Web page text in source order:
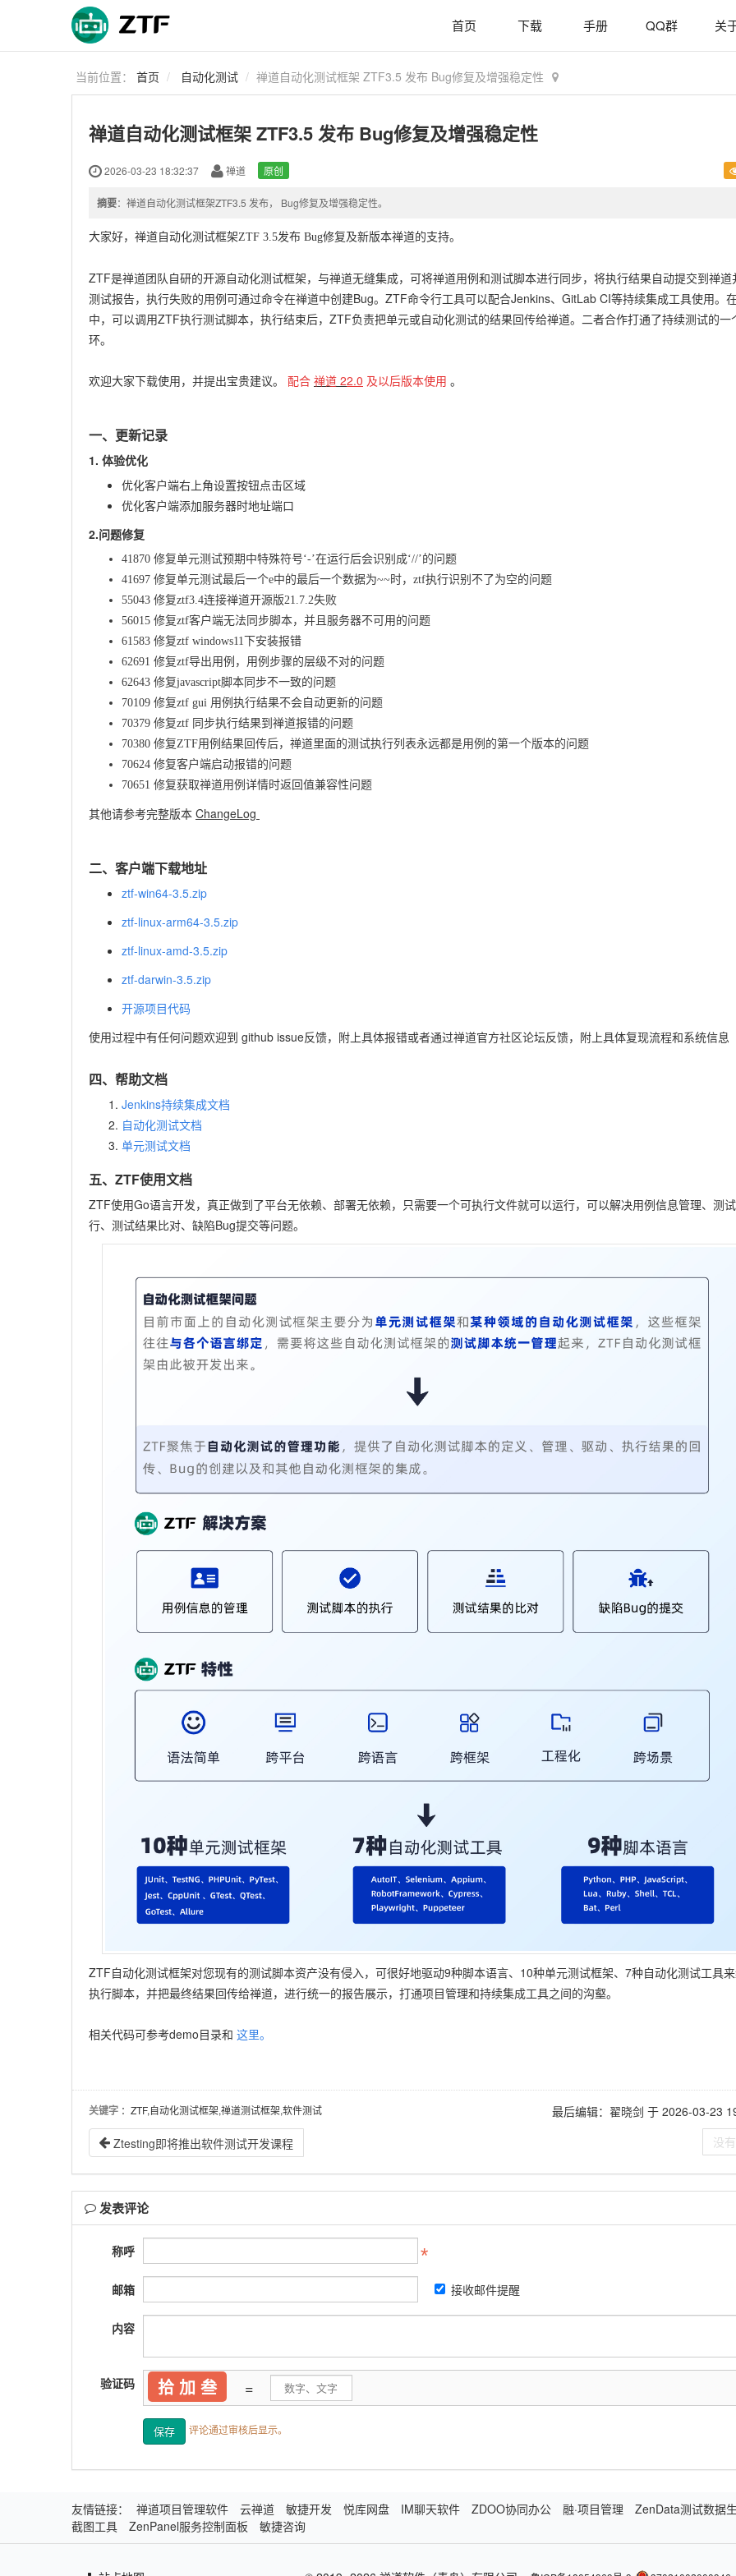
首页 下载 手册 QQ群 关
当前位置： 首页 自动化测试 禅道自动化测试框架 ZTF3.5 发布 Bug修复及增强稳定性
禅道自动化测试框架 ZTF3.5 发布 Bug修复及增强稳定性
2026-03-23 18:32:37 禅道 原创
摘要：禅道自动化测试框架ZTF3.5 发布， Bug修复及增强稳定性。
大家好，禅道自动化测试框架ZTF 3.5发布 Bug修复及新版本禅道的支持。
ZTF是禅道团队自研的开源自动化测试框架，与禅道无缝集成，可将禅道用例和测试脚本进行同步，将执行结果自动提交到禅道
测试报告，执行失败的用例可通过命令在禅道中创建Bug。ZTF命令行工具可以配合Jenkins、GitLab CI等持续集成工具使用。
中，可以调用ZTF执行测试脚本，执行结束后，ZTF负责把单元或自动化测试的结果回传给禅道。二者合作打通了持续测试的一
环。
欢迎大家下载使用，并提出宝贵建议。 配合 禅道 22.0 及以后版本使用 。
一、更新记录
1. 体验优化
优化客户端右上角设置按钮点击区域
优化客户端添加服务器时地址端口
2.问题修复
41870 修复单元测试预期中特殊符号‘-’在运行后会识别成‘//’的问题
41697 修复单元测试最后一个e中的最后一个数据为~~时，ztf执行识别不了为空的问题
55043 修复ztf3.4连接禅道开源版21.7.2失败
56015 修复ztf客户端无法同步脚本，并且服务器不可用的问题
61583 修复ztf windows11下安装报错
62691 修复ztf导出用例，用例步骤的层级不对的问题
62643 修复javascript脚本同步不一致的问题
70109 修复ztf gui 用例执行结果不会自动更新的问题
70379 修复ztf 同步执行结果到禅道报错的问题
70380 修复ZTF用例结果回传后，禅道里面的测试执行列表永远都是用例的第一个版本的问题
70624 修复客户端启动报错的问题
70651 修复获取禅道用例详情时返回值兼容性问题
其他请参考完整版本 ChangeLog
二、客户端下载地址
ztf-win64-3.5.zip
ztf-linux-arm64-3.5.zip
ztf-linux-amd-3.5.zip
ztf-darwin-3.5.zip
开源项目代码
使用过程中有任何问题欢迎到 github issue反馈，附上具体报错或者通过禅道官方社区论坛反馈，附上具体复现流程和系统信息
四、帮助文档
Jenkins持续集成文档
自动化测试文档
单元测试文档
五、ZTF使用文档
ZTF使用Go语言开发，真正做到了平台无依赖、部署无依赖，只需要一个可执行文件就可以运行，可以解决用例信息管理、测
行、测试结果比对、缺陷Bug提交等问题。
ZTF自动化测试框架对您现有的测试脚本资产没有侵入，可很好地驱动9种脚本语言、10种单元测试框架、7种自动化测试工具
执行脚本，并把最终结果回传给禅道，进行统一的报告展示，打通项目管理和持续集成工具之间的沟壑。
相关代码可参考demo目录和 这里。
最后编辑：翟晓剑 于 2026-03-23
关键字 ：ZTF,自动化测试框架,禅道测试框架,软件测试
Ztesting即将推出软件测试开发课程 没
发表评论
称呼
邮箱 接收邮件提醒
内容
验证码 拾 加 叁 =
评论通过审核后显示。
友情链接： 禅道项目管理软件 云禅道 敏捷开发 悦库网盘 IM聊天软件 ZDOO协同办公 融·项目管理
ZenData测试数据
截图工具
ZenPanel服务控制面板 敏捷咨询